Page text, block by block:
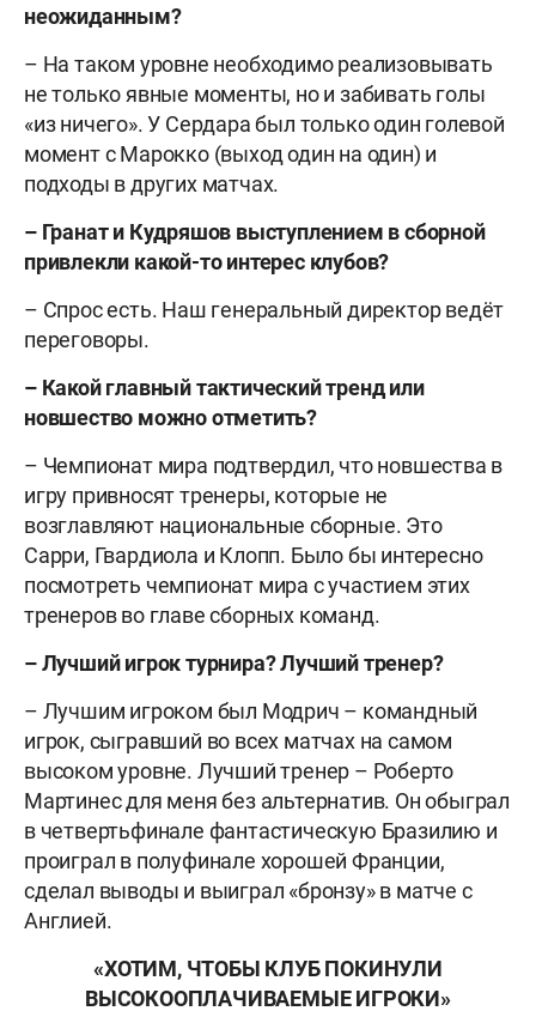
неожиданным?
– На таком уровне необходимо реализовывать
не только явные моменты, но и забивать голы
«из ничего». У Сердара был только один голевой
момент с Марокко (выход один на один) и
подходы в других матчах.
– Гранат и Кудряшов выступлением в сборной
привлекли какой-то интерес клубов?
– Спрос есть. Наш генеральный директор ведёт
переговоры.
– Какой главный тактический тренд или
новшество можно отметить?
– Чемпионат мира подтвердил, что новшества в
игру привносят тренеры, которые не
возглавляют национальные сборные. Это
Сарри, Гвардиола и Клопп. Было бы интересно
посмотреть чемпионат мира с участием этих
тренеров во главе сборных команд.
– Лучший игрок турнира? Лучший тренер?
– Лучшим игроком был Модрич – командный
игрок, сыгравший во всех матчах на самом
высоком уровне. Лучший тренер – Роберто
Мартинес для меня без альтернатив. Он обыграл
в четвертьфинале фантастическую Бразилию и
проиграл в полуфинале хорошей Франции,
сделал выводы и выиграл «бронзу» в матче с
Англией.
«ХОТИМ, ЧТОБЫ КЛУБ ПОКИНУЛИ
ВЫСОКООПЛАЧИВАЕМЫЕ ИГРОКИ»